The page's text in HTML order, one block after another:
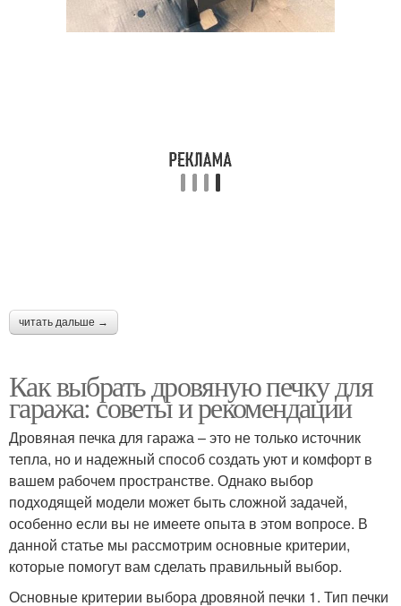
читать дальше →
Как выбрать дровяную печку для
гаража: советы и рекомендации
Дровяная печка для гаража – это не только источник
тепла, но и надежный способ создать уют и комфорт в
вашем рабочем пространстве. Однако выбор
подходящей модели может быть сложной задачей,
особенно если вы не имеете опыта в этом вопросе. В
данной статье мы рассмотрим основные критерии,
которые помогут вам сделать правильный выбор.
Основные критерии выбора дровяной печки 1. Тип печки